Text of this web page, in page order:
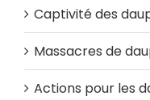
Captivité des
Massacres de
Actions pour les